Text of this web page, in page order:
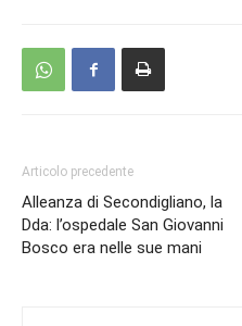
Articolo precedente
Alleanza di Secondigliano, la
Dda: l’ospedale San Giovanni
Bosco era nelle sue mani